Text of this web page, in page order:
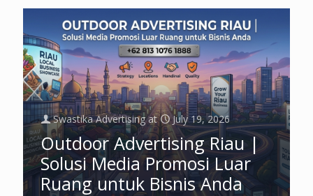
Swastika Advertising at July 19, 2026
Outdoor Advertising Riau |
Solusi Media Promosi Luar
Ruang untuk Bisnis Anda